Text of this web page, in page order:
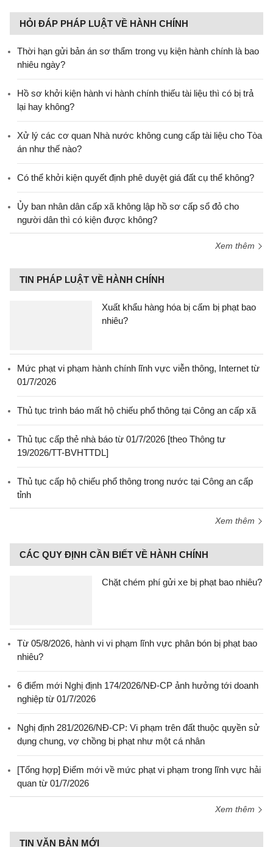
HỎI ĐÁP PHÁP LUẬT VỀ HÀNH CHÍNH
Thời hạn gửi bản án sơ thẩm trong vụ kiện hành chính là bao
nhiêu ngày?
Hồ sơ khởi kiện hành vi hành chính thiếu tài liệu thì có bị trả
lại hay không?
Xử lý các cơ quan Nhà nước không cung cấp tài liệu cho Tòa
án như thế nào?
Có thể khởi kiện quyết định phê duyệt giá đất cụ thể không?
Ủy ban nhân dân cấp xã không lập hồ sơ cấp sổ đỏ cho
người dân thì có kiện được không?
Xem thêm
TIN PHÁP LUẬT VỀ HÀNH CHÍNH
Xuất khẩu hàng hóa bị cấm bị phạt bao
nhiêu?
Mức phạt vi phạm hành chính lĩnh vực viễn thông, Internet từ
01/7/2026
Thủ tục trình báo mất hộ chiếu phổ thông tại Công an cấp xã
Thủ tục cấp thẻ nhà báo từ 01/7/2026 [theo Thông tư
19/2026/TT-BVHTTDL]
Thủ tục cấp hộ chiếu phổ thông trong nước tại Công an cấp
tỉnh
Xem thêm
CÁC QUY ĐỊNH CẦN BIẾT VỀ HÀNH CHÍNH
Chặt chém phí gửi xe bị phạt bao nhiêu?
Từ 05/8/2026, hành vi vi phạm lĩnh vực phân bón bị phạt bao
nhiêu?
6 điểm mới Nghị định 174/2026/NĐ-CP ảnh hưởng tới doanh
nghiệp từ 01/7/2026
Nghị định 281/2026/NĐ-CP: Vi phạm trên đất thuộc quyền sử
dụng chung, vợ chồng bị phạt như một cá nhân
[Tổng hợp] Điểm mới về mức phạt vi phạm trong lĩnh vực hải
quan từ 01/7/2026
Xem thêm
TIN VĂN BẢN MỚI